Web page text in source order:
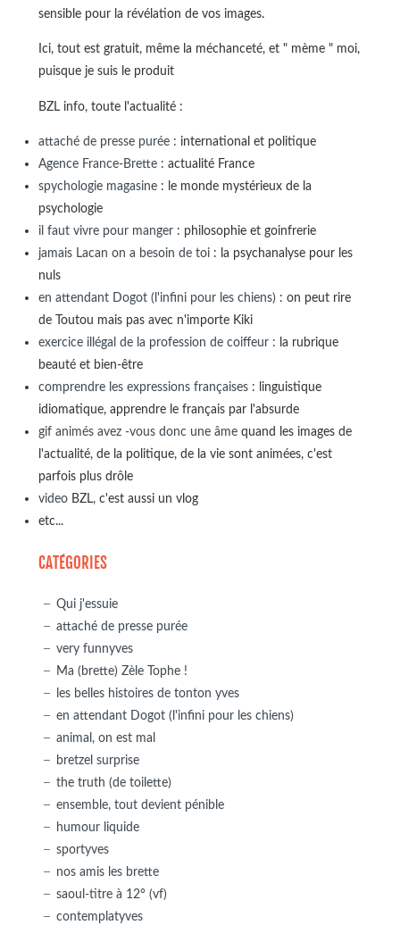
sensible pour la révélation de vos images.
Ici, tout est gratuit, même la méchanceté, et " mème " moi,
puisque je suis le produit
BZL info, toute l'actualité :
attaché de presse purée: international et politique
Agence France-Brette: actualité France
spychologie magasine: le monde mystérieux de la
psychologie
il faut vivre pour manger: philosophie et goinfrerie
jamais Lacan on a besoin de toi: la psychanalyse pour les
nuls
en attendant Dogot (l'infini pour les chiens): on peut rire
de Toutou mais pas avec n'importe Kiki
exercice illégal de la profession de coiffeur: la rubrique
beauté et bien-être
comprendre les expressions françaises: linguistique
idiomatique, apprendre le français par l'absurde
gif animés avez -vous donc une âmequand les images de
l'actualité, de la politique, de la vie sont animées, c'est
parfois plus drôle
videoBZL, c'est aussi un vlog
etc...
CATÉGORIES
Qui j'essuie
attaché de presse purée
very funnyves
Ma (brette) Zèle Tophe !
les belles histoires de tonton yves
en attendant Dogot (l'infini pour les chiens)
animal, on est mal
bretzel surprise
the truth (de toilette)
ensemble, tout devient pénible
humour liquide
sportyves
nos amis les brette
saoul-titre à 12° (vf)
contemplatyves